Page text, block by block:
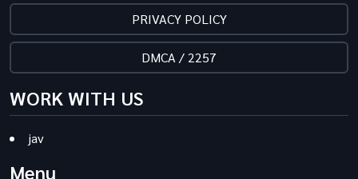
PRIVACY POLICY
DMCA / 2257
WORK WITH US
jav
Menu